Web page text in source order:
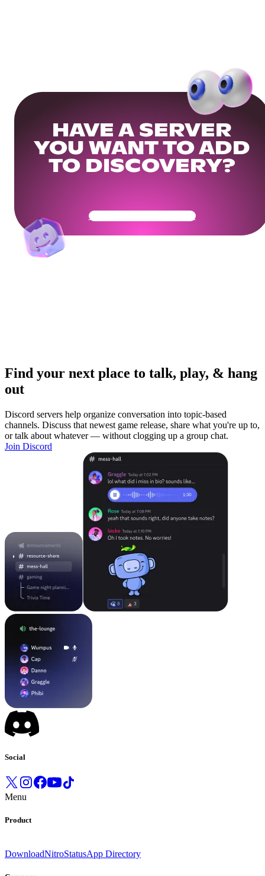
HAVE A SERVER
YOU WANT TO ADD
TO DISCOVERY?
Get Your Community Ready
Find your next place to talk, play, & hang
out
Discord servers help organize conversation into topic-based
channels. Discuss that newest game release, share what you're up to,
or talk about whatever — without clogging up a group chat.
Join Discord
Social
Menu
Product
DownloadNitroStatusApp Directory